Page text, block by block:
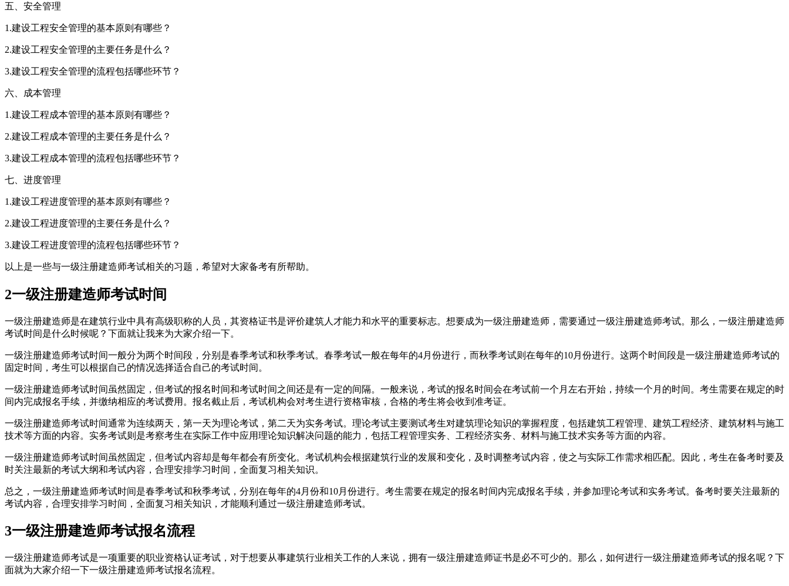
五、安全管理
1.建设工程安全管理的基本原则有哪些？
2.建设工程安全管理的主要任务是什么？
3.建设工程安全管理的流程包括哪些环节？
六、成本管理
1.建设工程成本管理的基本原则有哪些？
2.建设工程成本管理的主要任务是什么？
3.建设工程成本管理的流程包括哪些环节？
七、进度管理
1.建设工程进度管理的基本原则有哪些？
2.建设工程进度管理的主要任务是什么？
3.建设工程进度管理的流程包括哪些环节？
以上是一些与一级注册建造师考试相关的习题，希望对大家备考有所帮助。
2一级注册建造师考试时间
一级注册建造师是在建筑行业中具有高级职称的人员，其资格证书是评价建筑人才能力和水平的重要标志。想要成为一级注册建造师，需要通过一级注册建造师考试。那么，一级注册建造师
考试时间是什么时候呢？下面就让我来为大家介绍一下。
一级注册建造师考试时间一般分为两个时间段，分别是春季考试和秋季考试。春季考试一般在每年的4月份进行，而秋季考试则在每年的10月份进行。这两个时间段是一级注册建造师考试的
固定时间，考生可以根据自己的情况选择适合自己的考试时间。
一级注册建造师考试时间虽然固定，但考试的报名时间和考试时间之间还是有一定的间隔。一般来说，考试的报名时间会在考试前一个月左右开始，持续一个月的时间。考生需要在规定的时
间内完成报名手续，并缴纳相应的考试费用。报名截止后，考试机构会对考生进行资格审核，合格的考生将会收到准考证。
一级注册建造师考试时间通常为连续两天，第一天为理论考试，第二天为实务考试。理论考试主要测试考生对建筑理论知识的掌握程度，包括建筑工程管理、建筑工程经济、建筑材料与施工
技术等方面的内容。实务考试则是考察考生在实际工作中应用理论知识解决问题的能力，包括工程管理实务、工程经济实务、材料与施工技术实务等方面的内容。
一级注册建造师考试时间虽然固定，但考试内容却是每年都会有所变化。考试机构会根据建筑行业的发展和变化，及时调整考试内容，使之与实际工作需求相匹配。因此，考生在备考时要及
时关注最新的考试大纲和考试内容，合理安排学习时间，全面复习相关知识。
总之，一级注册建造师考试时间是春季考试和秋季考试，分别在每年的4月份和10月份进行。考生需要在规定的报名时间内完成报名手续，并参加理论考试和实务考试。备考时要关注最新的
考试内容，合理安排学习时间，全面复习相关知识，才能顺利通过一级注册建造师考试。
3一级注册建造师考试报名流程
一级注册建造师考试是一项重要的职业资格认证考试，对于想要从事建筑行业相关工作的人来说，拥有一级注册建造师证书是必不可少的。那么，如何进行一级注册建造师考试的报名呢？下
面就为大家介绍一下一级注册建造师考试报名流程。